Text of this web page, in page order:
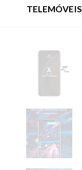
TELEMÓVEIS